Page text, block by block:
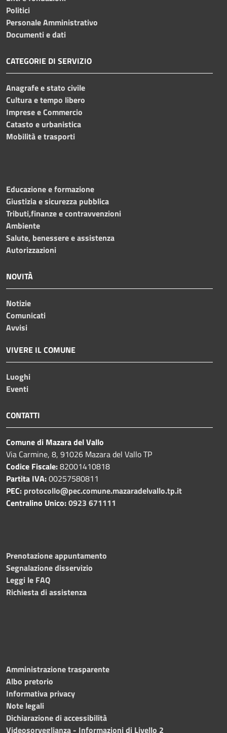
Politici
Personale Amministrativo
Documenti e dati
CATEGORIE DI SERVIZIO
Anagrafe e stato civile
Cultura e tempo libero
Imprese e Commercio
Catasto e urbanistica
Mobilità e trasporti
Educazione e formazione
Giustizia e sicurezza pubblica
Tributi,finanze e contravvenzioni
Ambiente
Salute, benessere e assistenza
Autorizzazioni
NOVITÀ
Notizie
Comunicati
Avvisi
VIVERE IL COMUNE
Luoghi
Eventi
CONTATTI
Comune di Mazara del Vallo
Via Carmine, 8, 91026 Mazara del Vallo TP
Codice Fiscale:82001410818
Partita IVA:00257580811
PEC: protocollo@pec.comune.mazaradelvallo.tp.it
Centralino Unico:0923 671111
Prenotazione appuntamento
Segnalazione disservizio
Leggi le FAQ
Richiesta di assistenza
Amministrazione trasparente
Albo pretorio
Informativa privacy
Note legali
Dichiarazione di accessibilità
Videosorveglianza - Informazioni di Livello 2